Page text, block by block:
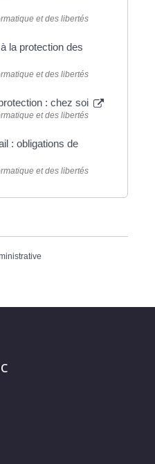
et des libertés
la protection des
et des libertés
: chez soi
et des libertés
: obligations de
et des libertés